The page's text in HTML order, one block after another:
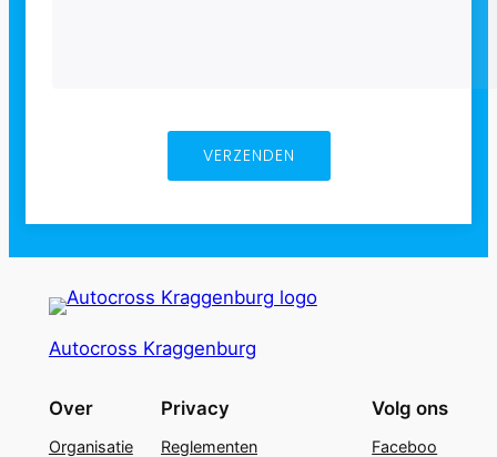
Autocross Kraggenburg
Over
Organisatie
Privacy
Reglementen
Volg ons
Faceboo